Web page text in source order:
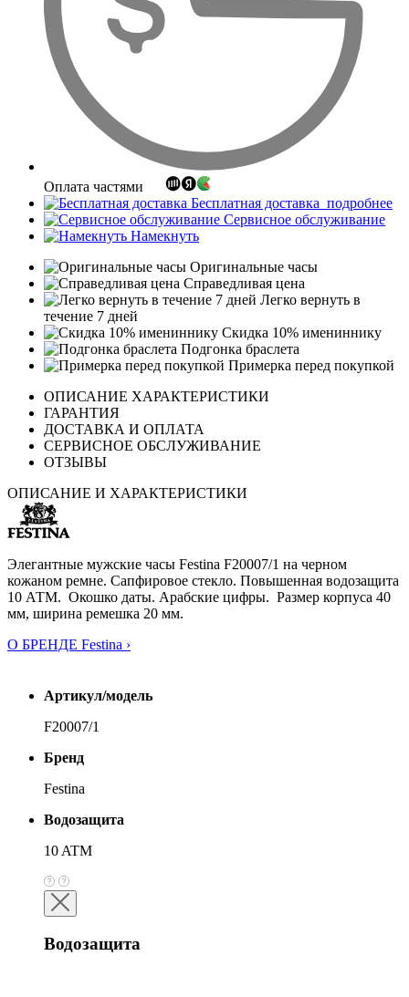
Оплата частями
Бесплатная доставка подробнее
Сервисное обслуживание
Намекнуть
Оригинальные часы
Справедливая цена
Легко вернуть в
течение 7 дней
Скидка 10% имениннику
Подгонка браслета
Примерка перед покупкой
ОПИСАНИЕ ХАРАКТЕРИСТИКИ
ГАРАНТИЯ
ДОСТАВКА И ОПЛАТА
СЕРВИСНОЕ ОБСЛУЖИВАНИЕ
ОТЗЫВЫ
ОПИСАНИЕ И ХАРАКТЕРИСТИКИ
Элегантные мужские часы Festina F20007/1 на черном
кожаном ремне. Сапфировое стекло. Повышенная водозащита
10 АТМ. Окошко даты. Арабские цифры. Размер корпуса 40
мм, ширина ремешка 20 мм.
О БРЕНДЕ Festina ›
Артикул/модель
F20007/1
Бренд
Festina
Водозащита
10 ATM
Водозащита